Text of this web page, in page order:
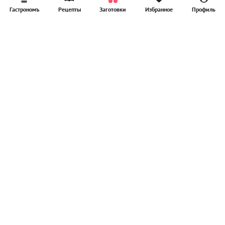
Гастрономъ Рецепты Заготовки Избранное Профиль